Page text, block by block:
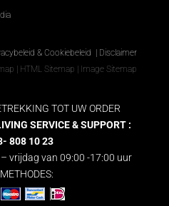
& Cookiebeleid
Disclaimer
HTML Sitemap Image Sitemap
TOT UW ORDER
SERVICE & SUPPORT :
808 10 23
vrijdag van 09:00 -17:00 uur